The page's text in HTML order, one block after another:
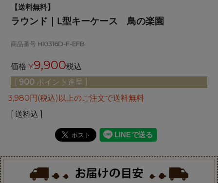
【送料無料】
ラウンド｜L型キーケース 鳥の楽園
商品番号 HI0316D-F-EFB
価格 ¥9,900税込
[ 900 ポイント進呈 ]
3,980円(税込)以上のご注文で送料無料
送料込